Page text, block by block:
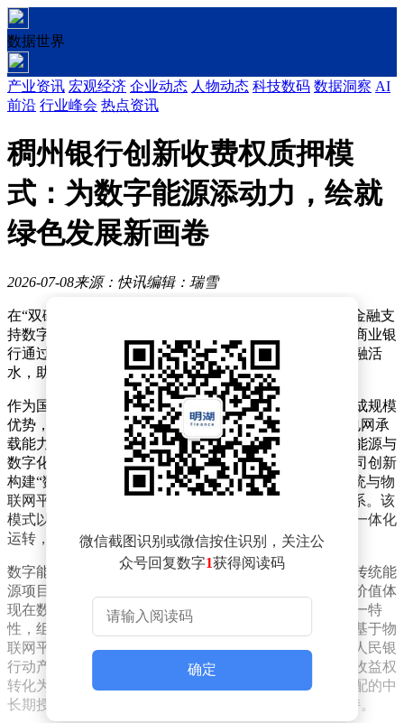
数据世界
产业资讯 宏观经济 企业动态 人物动态 科技数码 数据洞察 AI
前沿 行业峰会 热点资讯
稠州银行创新收费权质押模
式：为数字能源添动力，绘就
绿色发展新画卷
2026-07-08来源：快讯编辑：瑞雪
在“双碳”目标引领下，新型能源体系建设正加速推进，金融支
持数字新能源产业发展的创新实践不断涌现。浙江稠州商业银
行通过经营性收费权质押模式，为数字能源领域注入金融活
水，助力绿色转型与产业升级深度融合。
作为国家首批碳达峰试点城市，湖州在新能源领域已形成规模
优势，全市光伏装机容量突破600万千瓦。但受限于配电网承
载能力与优质屋顶资源，当地能源企业开始探索分布式能源与
数字化技术的融合路径。湖州吴兴城新数字能源有限公司创新
构建“数字能源网”，将屋顶光伏、智能充电桩、储能系统与物
联网平台深度耦合，形成“源网荷储”协同运行的闭环体系。该
模式以数据平台为中枢，实现发电、储能、充电、调峰一体化
运转，使绿色电力直接转化为绿色出行动能。
数字能源建设面临资金投入大、回报周期长的挑战。与传统能
源项目依赖厂房、土地等重资产不同，此类企业的核心价值体
现在数据流与能源流的数字化管理上。稠州银行针对这一特
性，组建专项服务团队深入调研企业运营模式，锁定其基于物
联网平台的持续性充电服务收费权作为质押标的。通过人民银
行动产融资统一登记公示系统完成标准化登记，将未来收益权
转化为可评估的信用资产，并设计出与项目建设周期匹配的中
长期授信方案，最终为城新能源提供3亿元绿色信贷支持。
微信截图识别或微信按住识别，关注公
众号回复数字1获得阅读码
确定